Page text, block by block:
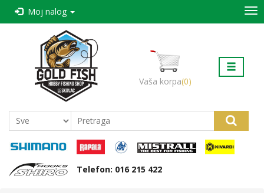
Moj nalog
Telefon: 016 215 422
Vaša korpa(0)
Kategorije
Štapovi
Mašinice
Najloni-strune
Varalica
O nama
isporuka
Reklamacije